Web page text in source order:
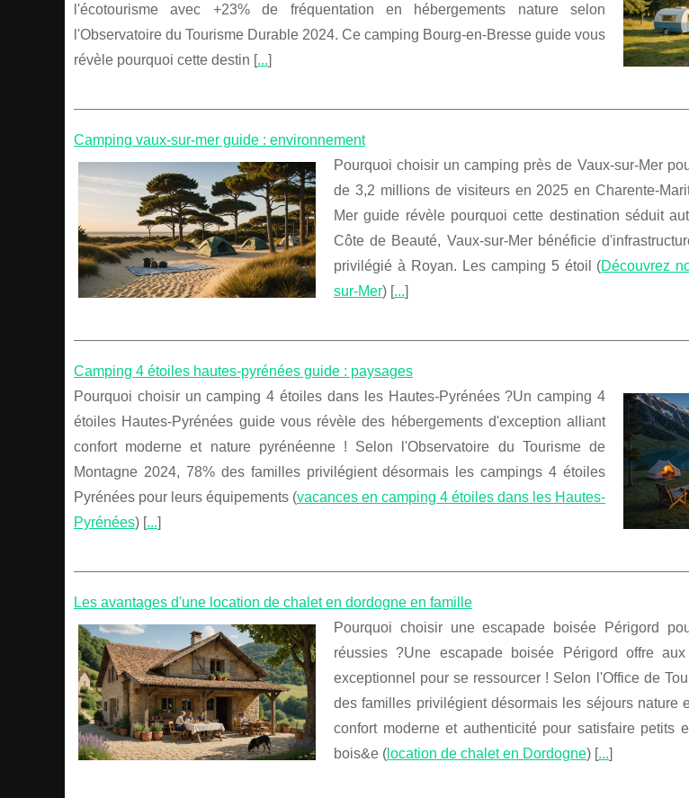
l'écotourisme avec +23% de fréquentation en hébergements nature selon
l'Observatoire du Tourisme Durable 2024. Ce camping Bourg-en-Bresse guide vous
révèle pourquoi cette destin [...]
Camping vaux-sur-mer guide : environnement
Pourquoi choisir un camping près de Vaux-sur-Mer
de 3,2 millions de visiteurs en 2025 en Charente-
Mer guide révèle pourquoi cette destination séduit
Côte de Beauté, Vaux-sur-Mer bénéficie
privilégié à Royan. Les camping 5 étoil (Découvrez
sur-Mer) [...]
Camping 4 étoiles hautes-pyrénées guide : paysages
Pourquoi choisir un camping 4 étoiles dans les Hautes-Pyrénées ?Un camping 4
étoiles Hautes-Pyrénées guide vous révèle des hébergements d'exception alliant
confort moderne et nature pyrénéenne ! Selon l'Observatoire du Tourisme de
Montagne 2024, 78% des familles privilégient désormais les campings 4 étoiles
Pyrénées pour leurs équipements (vacances en camping 4 étoiles dans les Hautes-
Pyrénées) [...]
Les avantages d'une location de chalet en dordogne en famille
Pourquoi choisir une escapade boisée Périgord
réussies ?Une escapade boisée Périgord offre
exceptionnel pour se ressourcer ! Selon l'Office de
des familles privilégient désormais les séjours nature
confort moderne et authenticité pour satisfaire petits
bois&e ( location de chalet en Dordogne) [...]